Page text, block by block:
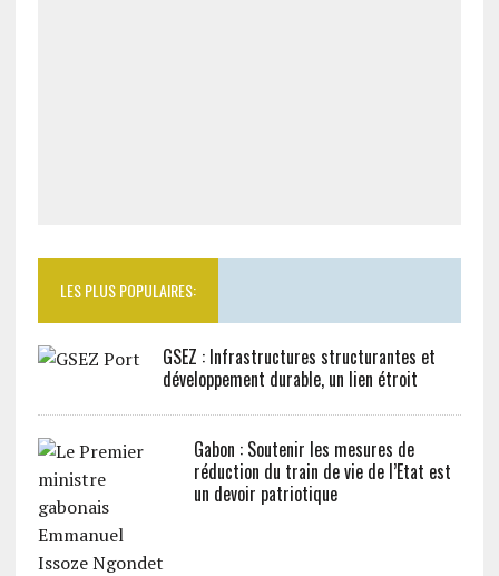
LES PLUS POPULAIRES:
GSEZ : Infrastructures structurantes et
développement durable, un lien étroit
Gabon : Soutenir les mesures de
réduction du train de vie de l’Etat est
un devoir patriotique